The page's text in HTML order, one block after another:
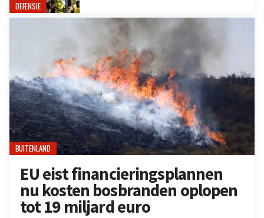
DEFENSIE
BUITENLAND
EU eist financieringsplannen
nu kosten bosbranden oplopen
tot 19 miljard euro